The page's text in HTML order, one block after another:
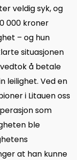
veldig syk, og
000 kroner
– og hun
situasjonen
å betale
leilighet. Ved en
i Litauen oss
som
ble
at han kunne